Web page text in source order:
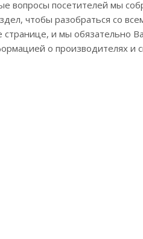
вопросы посетителей мы
чтобы разобраться со
странице, и мы обязательно
о производителях и